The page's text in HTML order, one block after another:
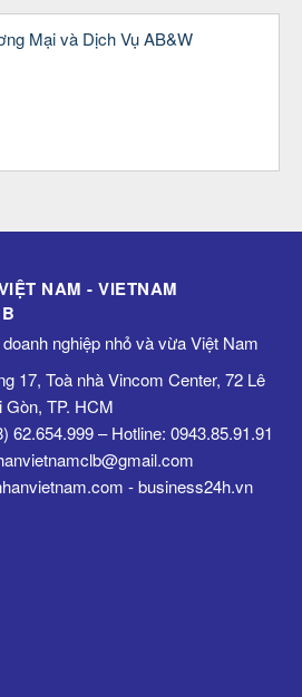
NAM - VIETNAM
nghiệp nhỏ và vừa Việt Nam
17, Toà nhà Vincom Center, 72 Lê
Gòn, TP. HCM
62.654.999 – Hotline: 0943.85.91.91
- business24h.vn